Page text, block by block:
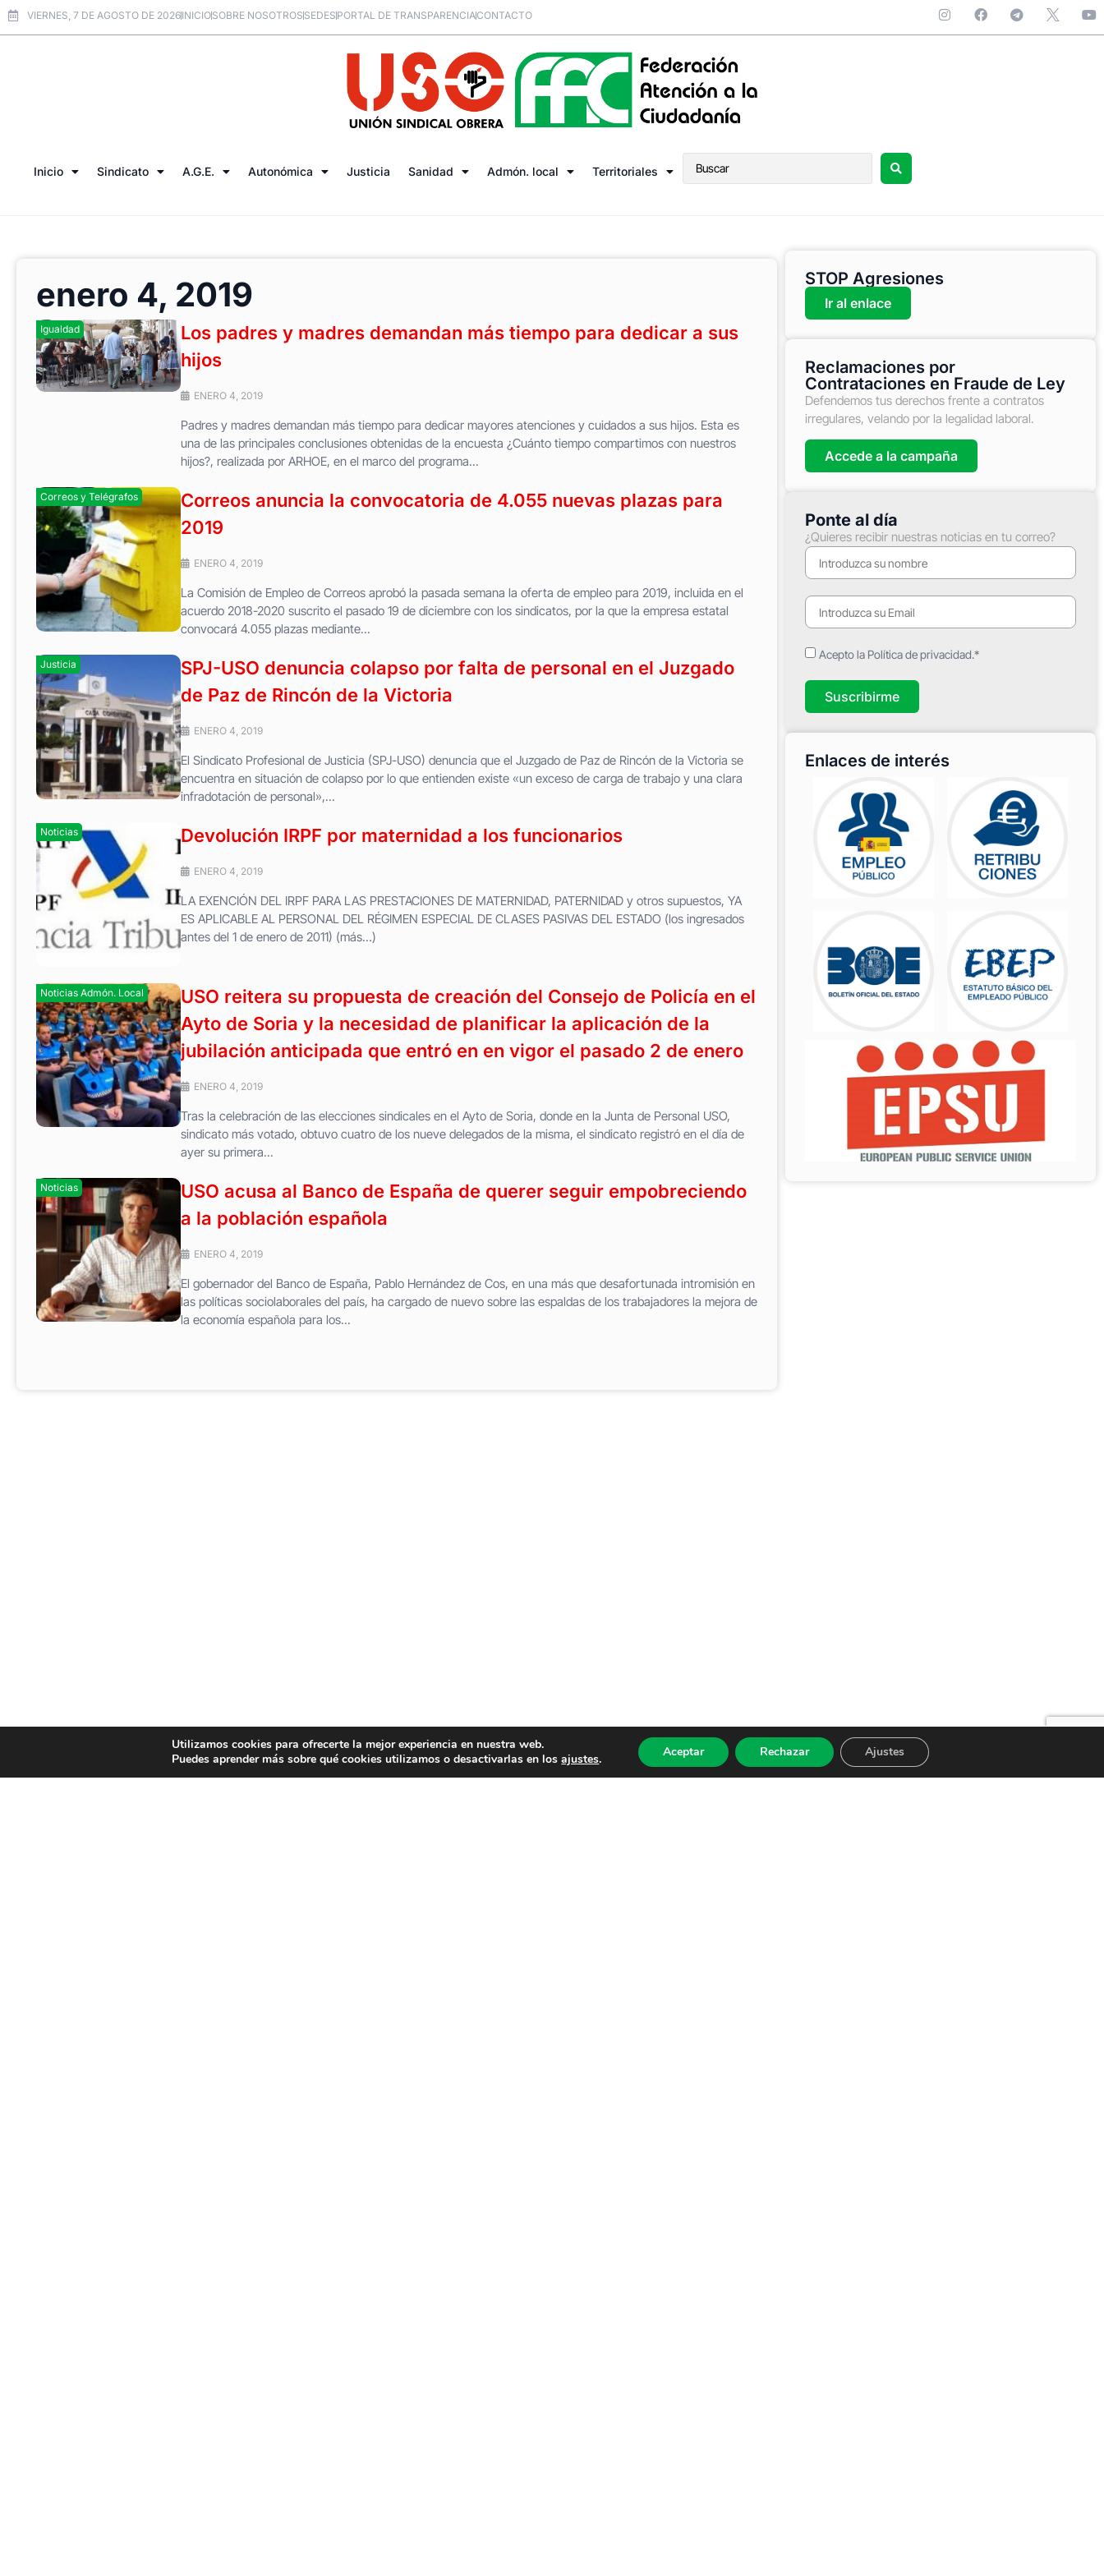
VIERNES, 7 DE AGOSTO DE 2026INICIOSOBRE NOSOTROSSEDESPORTAL DE TRANSPARENCIACONTACTO
Inicio Sindicato A.G.E. Autonómica Justicia Sanidad Admón. local Territoriales
enero 4, 2019
Igualdad
Los padres y madres demandan más tiempo para dedicar a sus
hijos
ENERO 4, 2019
Padres y madres demandan más tiempo para dedicar mayores atenciones y cuidados a sus hijos. Esta es
una de las principales conclusiones obtenidas de la encuesta ¿Cuánto tiempo compartimos con nuestros
hijos?, realizada por ARHOE, en el marco del programa...
Correos y Telégrafos
Correos anuncia la convocatoria de 4.055 nuevas plazas para
2019
ENERO 4, 2019
La Comisión de Empleo de Correos aprobó la pasada semana la oferta de empleo para 2019, incluida en el
acuerdo 2018-2020 suscrito el pasado 19 de diciembre con los sindicatos, por la que la empresa estatal
convocará 4.055 plazas mediante...
Justicia
SPJ-USO denuncia colapso por falta de personal en el Juzgado
de Paz de Rincón de la Victoria
ENERO 4, 2019
El Sindicato Profesional de Justicia (SPJ-USO) denuncia que el Juzgado de Paz de Rincón de la Victoria se
encuentra en situación de colapso por lo que entienden existe «un exceso de carga de trabajo y una clara
infradotación de personal»,...
Noticias Devolución IRPF por maternidad a los funcionarios
ENERO 4, 2019
LA EXENCIÓN DEL IRPF PARA LAS PRESTACIONES DE MATERNIDAD, PATERNIDAD y otros supuestos, YA
ES APLICABLE AL PERSONAL DEL RÉGIMEN ESPECIAL DE CLASES PASIVAS DEL ESTADO (los ingresados
antes del 1 de enero de 2011) (más…)
Noticias Admón. Local
USO reitera su propuesta de creación del Consejo de Policía en el
Ayto de Soria y la necesidad de planificar la aplicación de la
jubilación anticipada que entró en en vigor el pasado 2 de enero
ENERO 4, 2019
Tras la celebración de las elecciones sindicales en el Ayto de Soria, donde en la Junta de Personal USO,
sindicato más votado, obtuvo cuatro de los nueve delegados de la misma, el sindicato registró en el día de
ayer su primera...
Noticias
USO acusa al Banco de España de querer seguir empobreciendo
a la población española
ENERO 4, 2019
El gobernador del Banco de España, Pablo Hernández de Cos, en una más que desafortunada intromisión en
las políticas sociolaborales del país, ha cargado de nuevo sobre las espaldas de los trabajadores la mejora de
la economía española para los...
STOP Agresiones
Ir al enlace
Reclamaciones por
Contrataciones en Fraude de Ley
Defendemos tus derechos frente a contratos
irregulares, velando por la legalidad laboral.
Accede a la campaña
Ponte al día
¿Quieres recibir nuestras noticias en tu correo?
Acepto la Política de privacidad.*
Suscribirme
Enlaces de interés
Utilizamos cookies para ofrecerte la mejor experiencia en nuestra web.
Puedes aprender más sobre qué cookies utilizamos o desactivarlas en losajustes. Aceptar Rechazar Ajustes